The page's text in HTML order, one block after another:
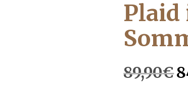
Plaid
89,90€ Il